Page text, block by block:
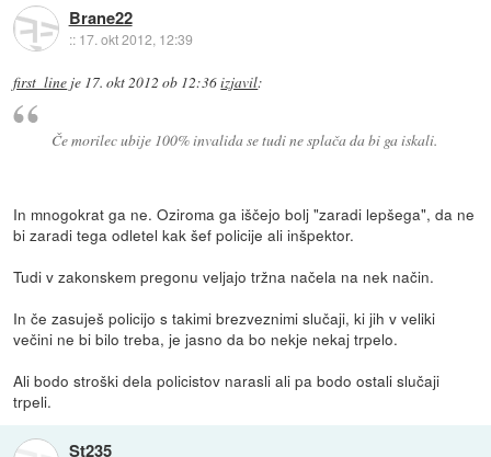
Brane22
:: 17. okt 2012, 12:39
first_line je 17. okt 2012 ob 12:36izjavil:
Če morilec ubije 100% invalida se tudi ne splača da bi ga iskali.
In mnogokrat ga ne. Oziroma ga iščejo bolj "zaradi lepšega", da ne
bi zaradi tega odletel kak šef policije ali inšpektor.
Tudi v zakonskem pregonu veljajo tržna načela na nek način.
In če zasuješ policijo s takimi brezveznimi slučaji, ki jih v veliki
večini ne bi bilo treba, je jasno da bo nekje nekaj trpelo.
Ali bodo stroški dela policistov narasli ali pa bodo ostali slučaji
trpeli.
St235